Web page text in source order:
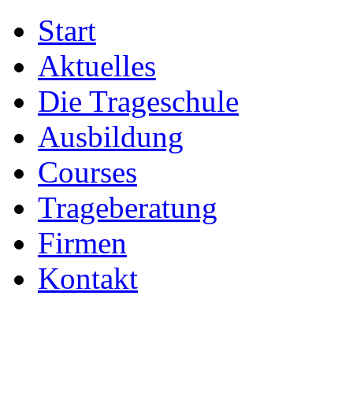
Start
Aktuelles
Die Trageschule
Ausbildung
Courses
Trageberatung
Firmen
Kontakt